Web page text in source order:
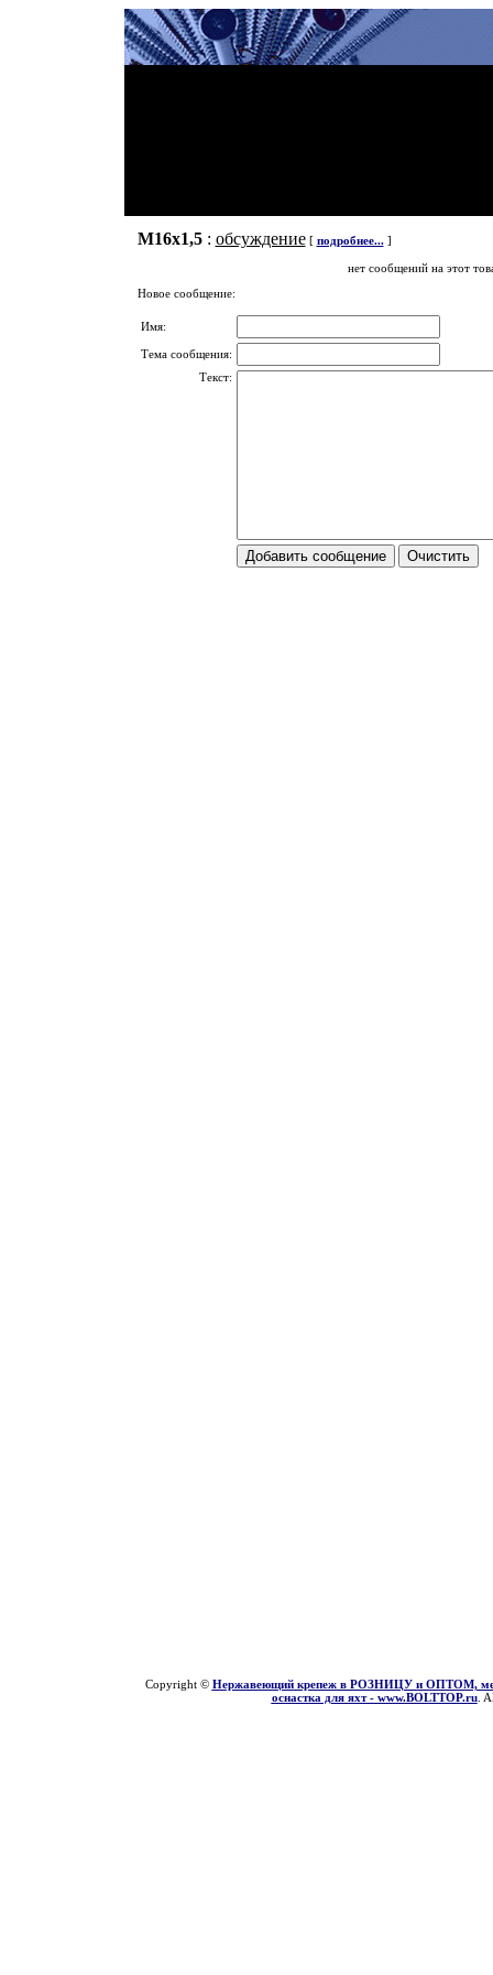
М16х1,5: обсуждение[ подробнее...]
нет сообщений на этот
Новое сообщение:
Имя:
Тема сообщения:
Текст:
Copyright © Нержавеющий крепеж в РОЗНИЦУ и ОПТОМ,
оснастка для яхт - www.BOLTTOP.ru.